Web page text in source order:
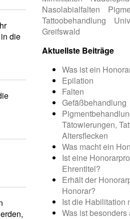
die
Nasolabialfalten
Tattoobehandlung
Greifswald
Aktuellste Beiträge
Was ist ein
Epilation
Falten
Gefäßbehandlung
Tätowierungen,
Altersflecken
Was macht ein
Ist eine
Ehrentitel?
Erhält der
Honorar?
Ist die Habilitation
Was ist besonders